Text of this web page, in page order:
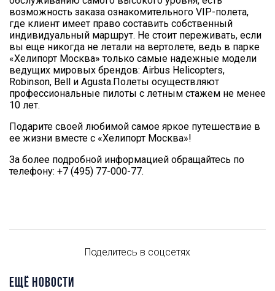
возможность заказа ознакомительного VIP-полета,
где клиент имеет право составить собственный
индивидуальный маршрут. Не стоит переживать, если
вы еще никогда не летали на вертолете, ведь в парке
«Хелипорт Москва» только самые надежные модели
ведущих мировых брендов: Airbus Helicopters,
Robinson, Bell и Agusta.Полеты осуществляют
профессиональные пилоты с летным стажем не менее
10 лет.
Подарите своей любимой самое яркое путешествие в
ее жизни вместе с «Хелипорт Москва»!
За более подробной информацией обращайтесь по
телефону: +7 (495) 77-000-77.
Поделитесь в соцсетях
ЕЩЁ НОВОСТИ